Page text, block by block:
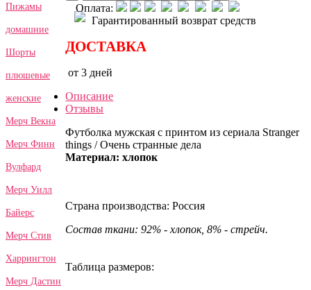
Пижамы
домашние
Шорты
плюшевые
женские
Мерч Векна
Мерч Финн
Вулфард
Мерч Уилл
Байерс
Мерч Стив
Харрингтон
Мерч Дастин
Оплата:
Гарантированный возврат средств
ДОСТАВКА
от 3 дней
Описание
Отзывы
Футболка мужская с принтом из сериала Stranger
things / Очень странные дела
Материал: хлопок
Страна производства: Россия
Состав ткани: 92% - хлопок, 8% - стрейч.
Таблица размеров: